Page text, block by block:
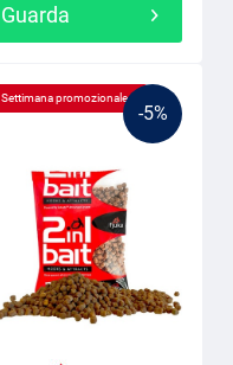
Guarda
-5%
Settimana promozionale